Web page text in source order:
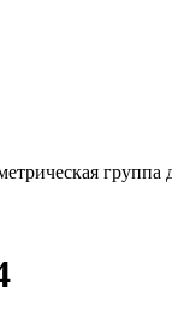
группа